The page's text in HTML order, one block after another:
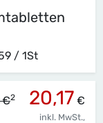
/ 1St
€2 20,17 €
inkl. MwSt.,